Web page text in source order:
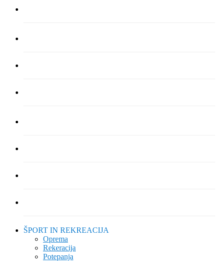
ŠPORT IN REKREACIJA
Oprema
Rekeracija
Potepanja